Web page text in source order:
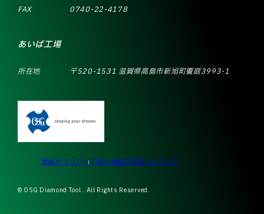
FAX
0740-22-4178
あいば工場
所在地 〒520-1531 滋賀県高島市新旭町饗庭3993-1
壁紙ダウンロード個人情報の取扱いについて
© OSG Diamond Tool . All Rights Reserved.